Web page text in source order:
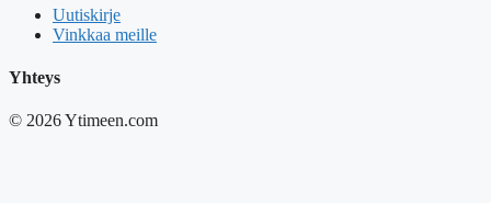
Uutiskirje
Vinkkaa meille
Yhteys
© 2026 Ytimeen.com